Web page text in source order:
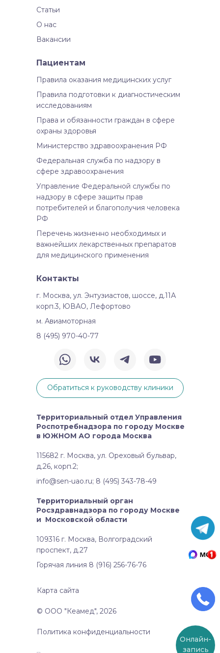
Онлайн-
запись
Обратиться к руководству клиники
Контакты
г. Москва, ул. Энтузиастов, шоссе, д.11А
корп.3, ЮВАО, Лефортово
м. Авиамоторная
8 (495) 970-40-77
Карта сайта
Политика конфиденциальности
© ООО "Кеамед", 2026
Пациентам
Правила оказания медицинских услуг
Правила подготовки к диагностическим
исследованиям
Права и обязанности граждан в сфере
охраны здоровья
Министерство здравоохранения РФ
Федеральная служба по надзору в
сфере здравоохранения
Управление Федеральной службы по
надзору в сфере защиты прав
потребителей и благополучия человека
РФ
Перечень жизненно необходимых и
важнейших лекарственных препаратов
для медицинского применения
Территориальный отдел Управления
Роспотребнадзора по городу Москве
в ЮЖНОМ АО города Москва
115682 г. Москва, ул. Ореховый бульвар,
д.26, корп.2;
Территориальный орган
Росздравнадзора по городу Москве
и Московской области
109316 г. Москва, Волгоградский
проспект, д.27
Горячая линия 8 (916) 256-76-76
info@sen-uao.ru; 8 (495) 343-78-49
Статьи
О нас
Вакансии